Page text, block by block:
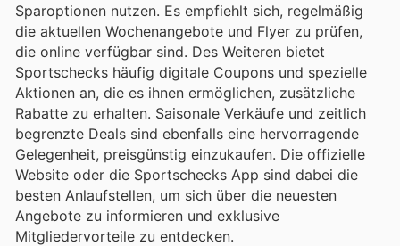
Sparoptionen nutzen. Es empfiehlt sich, regelmäßig
die aktuellen Wochenangebote und Flyer zu prüfen,
die online verfügbar sind. Des Weiteren bietet
Sportschecks häufig digitale Coupons und spezielle
Aktionen an, die es ihnen ermöglichen, zusätzliche
Rabatte zu erhalten. Saisonale Verkäufe und zeitlich
begrenzte Deals sind ebenfalls eine hervorragende
Gelegenheit, preisgünstig einzukaufen. Die offizielle
Website oder die Sportschecks App sind dabei die
besten Anlaufstellen, um sich über die neuesten
Angebote zu informieren und exklusive
Mitgliedervorteile zu entdecken.